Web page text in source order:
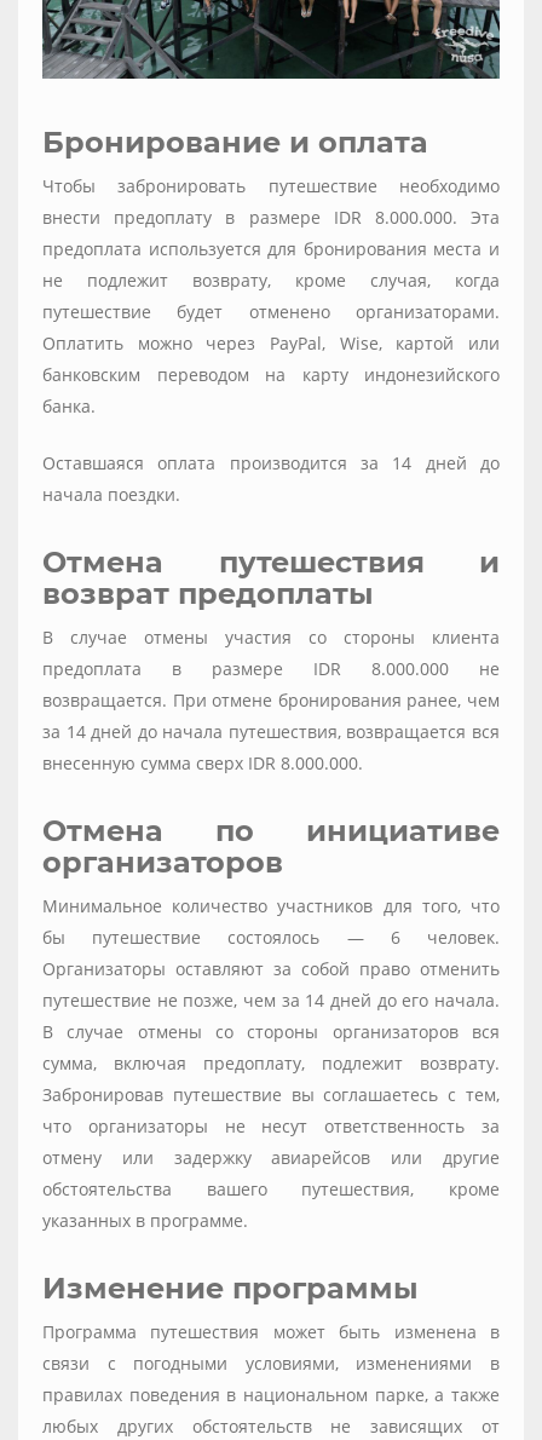
Бронирование и оплата
Чтобы забронировать путешествие необходимо
внести предоплату в размере IDR 8.000.000. Эта
предоплата используется для бронирования места и
не подлежит возврату, кроме случая, когда
путешествие будет отменено организаторами.
Оплатить можно через PayPal, Wise, картой или
банковским переводом на карту индонезийского
банка.
Оставшаяся оплата производится за 14 дней до
начала поездки.
Отмена путешествия и
возврат предоплаты
В случае отмены участия со стороны клиента
предоплата в размере IDR 8.000.000 не
возвращается. При отмене бронирования ранее, чем
за 14 дней до начала путешествия, возвращается вся
внесенную сумма сверх IDR 8.000.000.
Отмена по инициативе
организаторов
Минимальное количество участников для того, что
бы путешествие состоялось — 6 человек.
Организаторы оставляют за собой право отменить
путешествие не позже, чем за 14 дней до его начала.
В случае отмены со стороны организаторов вся
сумма, включая предоплату, подлежит возврату.
Забронировав путешествие вы соглашаетесь с тем,
что организаторы не несут ответственность за
отмену или задержку авиарейсов или другие
обстоятельства вашего путешествия, кроме
указанных в программе.
Изменение программы
Программа путешествия может быть изменена в
связи с погодными условиями, изменениями в
правилах поведения в национальном парке, а также
любых других обстоятельств не зависящих от